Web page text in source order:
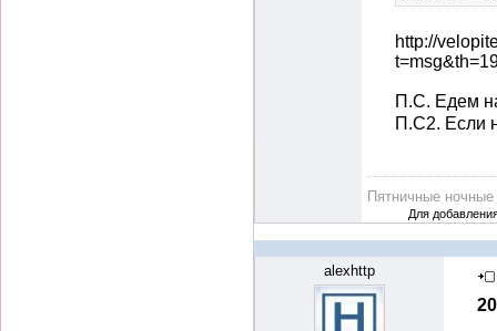
http://
П.С. Едем
П.С2. Если
Пятничные
Для
alexhttp